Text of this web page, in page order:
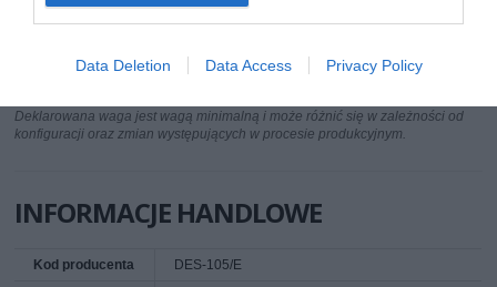
Data Deletion Data Access Privacy Policy
Wyposażenie
standardowe
zasilacz 5V DC/1A
Informacje do
pobrania
www.dlink.com [LINK]
Deklarowana waga jest wagą minimalną i może różnić się w zależności od
konfiguracji oraz zmian występujących w procesie produkcyjnym.
INFORMACJE HANDLOWE
Kod producenta DES-105/E